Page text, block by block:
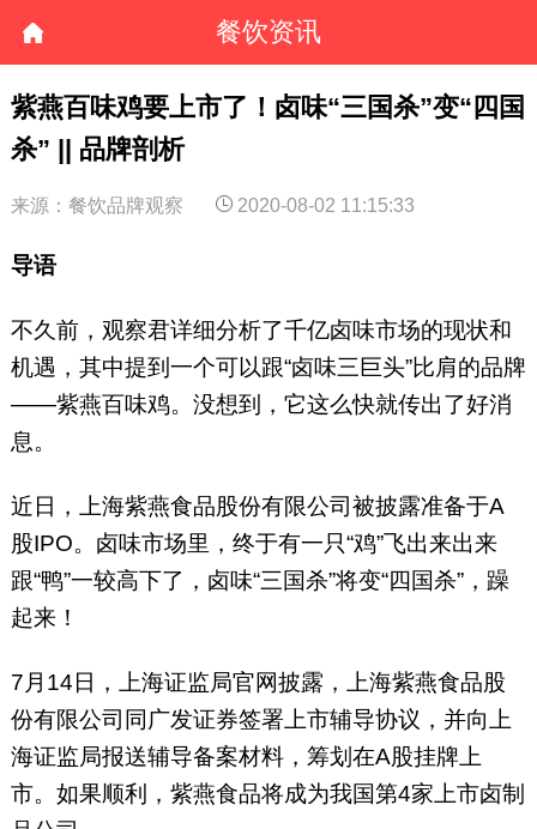
餐饮资讯
紫燕百味鸡要上市了！卤味“三国杀”变“四国
杀” || 品牌剖析
来源：餐饮品牌观察 2020-08-02 11:15:33
导语
不久前，观察君详细分析了千亿卤味市场的现状和
机遇，其中提到一个可以跟“卤味三巨头”比肩的品牌
——紫燕百味鸡。没想到，它这么快就传出了好消
息。
近日，上海紫燕食品股份有限公司被披露准备于A
股IPO。卤味市场里，终于有一只“鸡”飞出来出来
跟“鸭”一较高下了，卤味“三国杀”将变“四国杀”，躁
起来！
7月14日，上海证监局官网披露，上海紫燕食品股
份有限公司同广发证券签署上市辅导协议，并向上
海证监局报送辅导备案材料，筹划在A股挂牌上
市。如果顺利，紫燕食品将成为我国第4家上市卤制